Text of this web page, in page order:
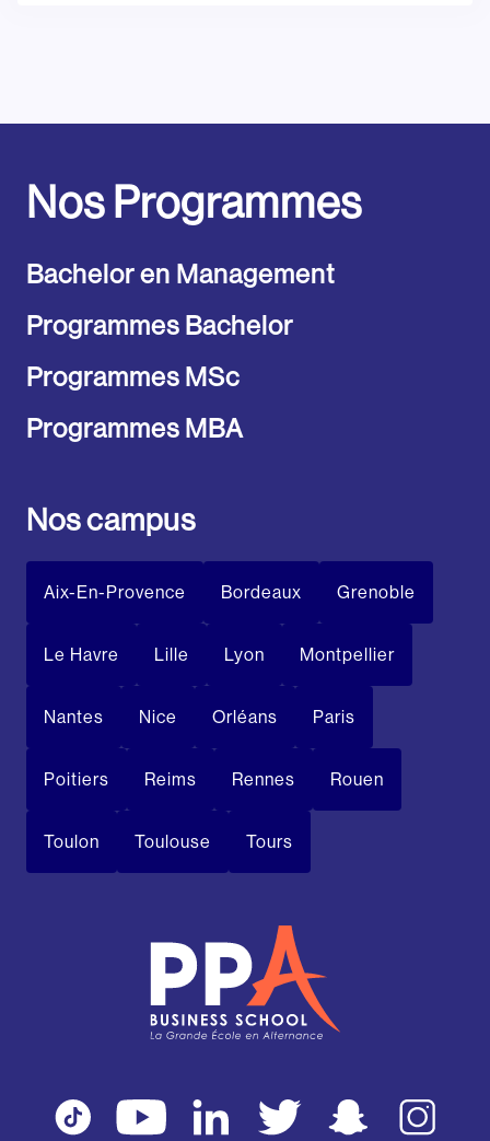
Nos Programmes
Bachelor en Management
Programmes Bachelor
Programmes MSc
Programmes MBA
Nos campus
Aix-En-Provence Bordeaux Grenoble
Le Havre Lille Lyon Montpellier
Nantes Nice Orléans Paris
Poitiers Reims Rennes Rouen
Toulon Toulouse Tours